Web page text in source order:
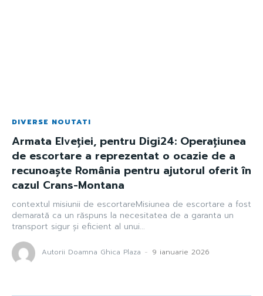
DIVERSE NOUTATI
Armata Elveției, pentru Digi24: Operațiunea
de escortare a reprezentat o ocazie de a
recunoaște România pentru ajutorul oferit în
cazul Crans-Montana
contextul misiunii de escortareMisiunea de escortare a fost
demarată ca un răspuns la necesitatea de a garanta un
transport sigur și eficient al unui...
Autorii Doamna Ghica Plaza - 9 ianuarie 2026